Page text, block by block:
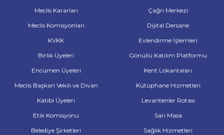
Meclis Kararları
Meclis Komisyonları
KVKK
Birlik Üyeleri
Encümen Üyeleri
Meclis Başkan Vekili ve Divan
Katibi Üyeleri
Etik Komisyonu
Belediye Şirketleri
Çağrı Merkezi
Dijital Dersane
Evlendirme İşlemleri
Gönüllü Katılım Platformu
Kent Lokantaları
Kütüphane Hizmetleri
Levantenler Rotası
Sarı Masa
Sağlık Hizmetleri